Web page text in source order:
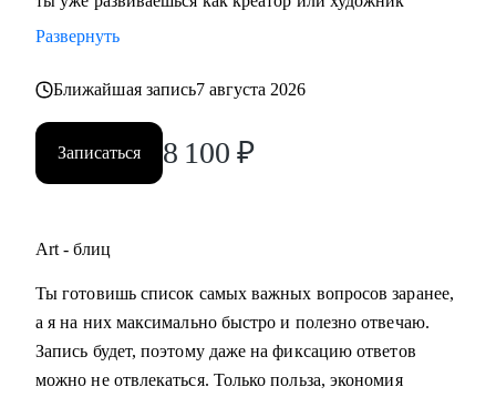
Развернуть
Ближайшая запись7 августа 2026
Записаться 8 100 ₽
Art - блиц
Ты готовишь список самых важных вопросов заранее,
а я на них максимально быстро и полезно отвечаю.
Запись будет, поэтому даже на фиксацию ответов
можно не отвлекаться. Только польза, экономия